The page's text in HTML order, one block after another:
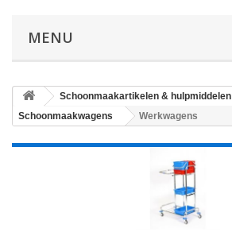
MENU
Schoonmaakartikelen & hulpmiddelen
Schoonmaakwagens
Werkwagens